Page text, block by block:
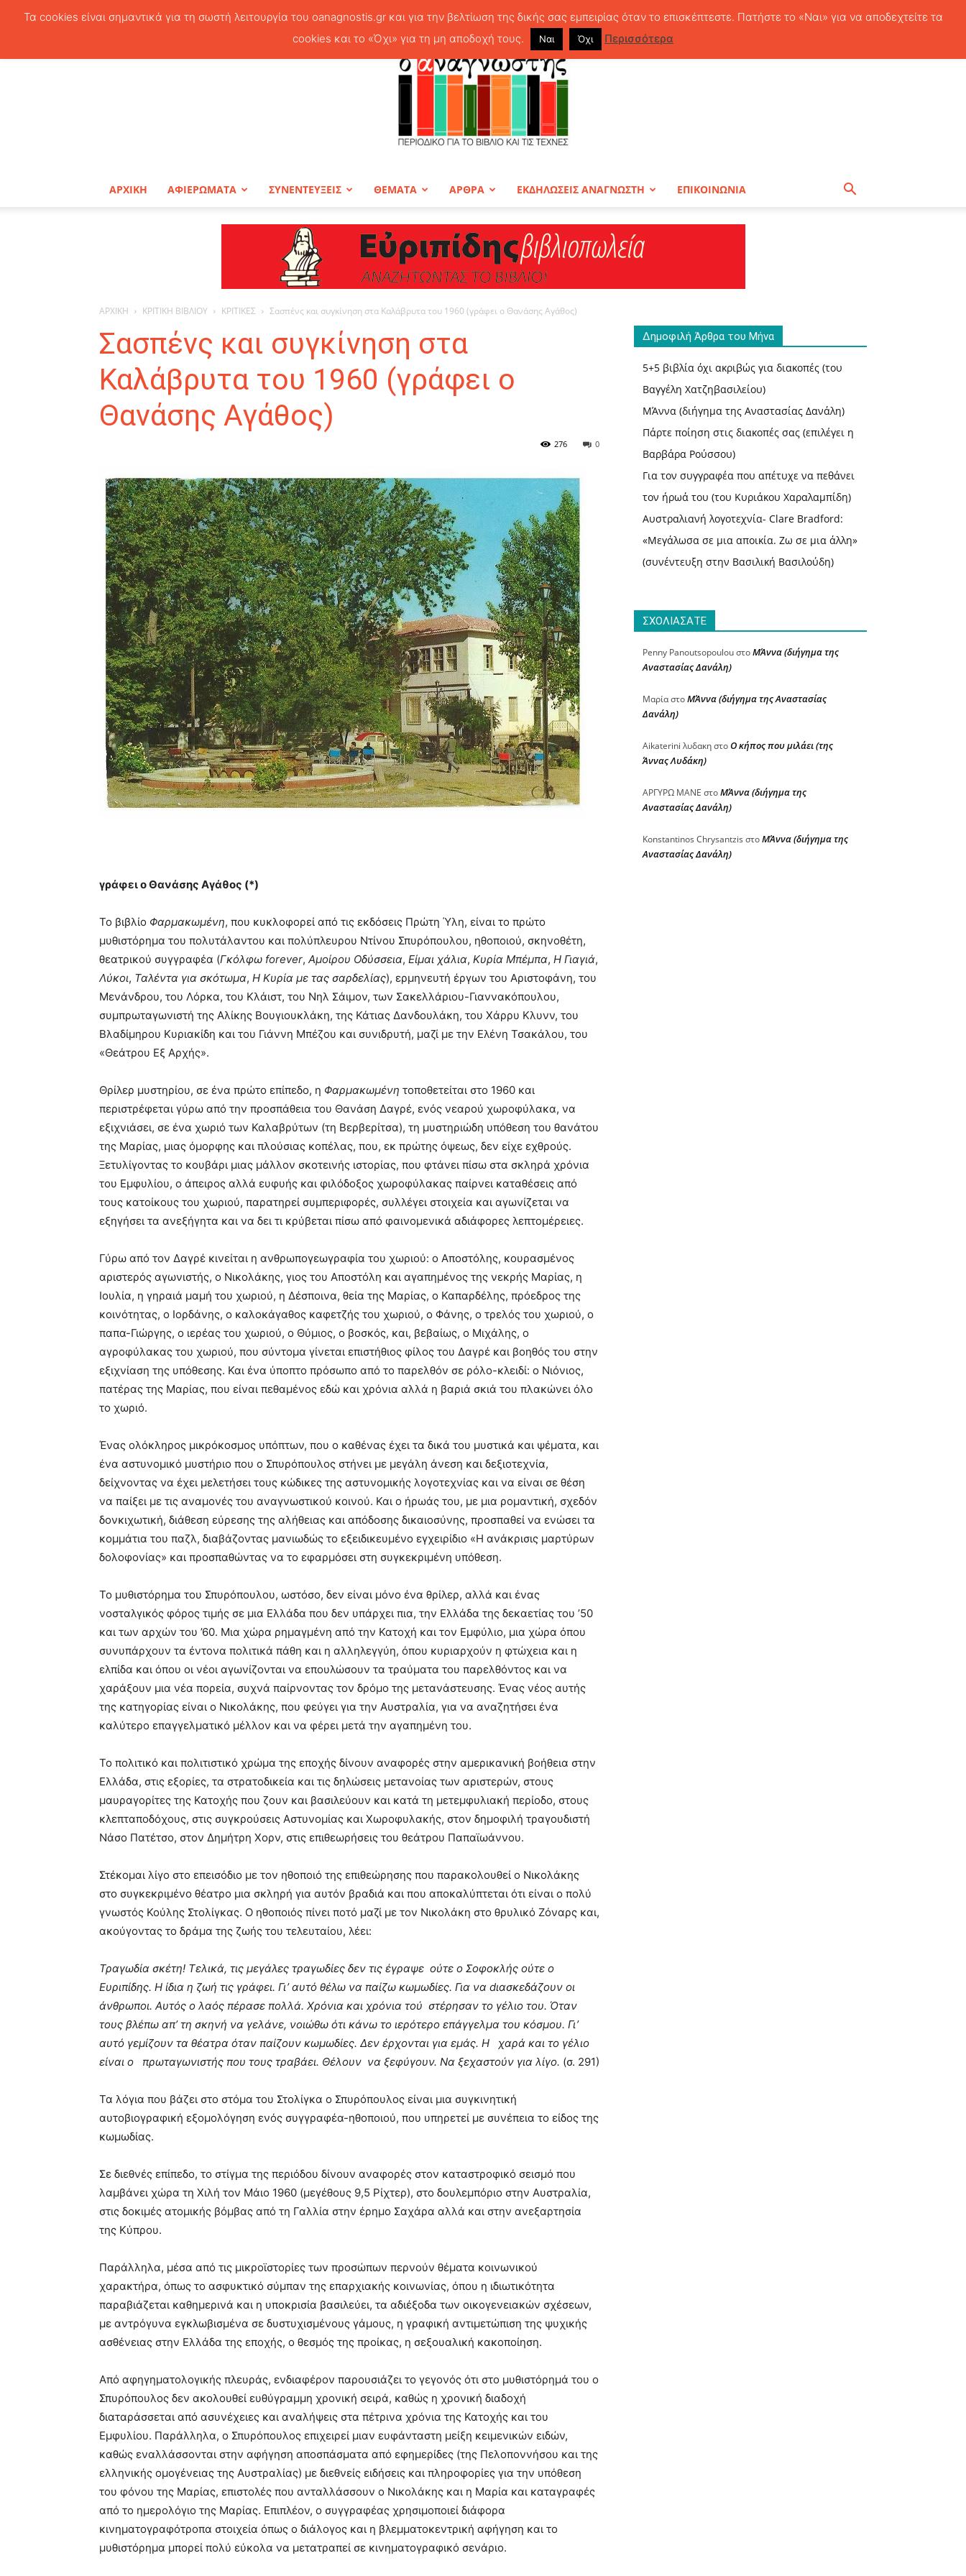
Ο
ΤΟ
ΚΑΙ
ΤΕΧΝΕΣ
ΑΡΧΙΚΗ ΑΦΙΕΡΩΜΑΤΑ ΣΥΝΕΝΤΕΥΞΕΙΣ ΘΕΜΑΤΑ ΑΡΘΡΑ ΕΚΔΗΛΩΣΕΙΣ ΑΝΑΓΝΩΣΤΗ ΕΠΙΚΟΙΝΩΝΙΑ
ΑΡΧΙΚΗ ΚΡΙΤΙΚΗ ΒΙΒΛΙΟΥ ΚΡΙΤΙΚΕΣ Σασπένς και συγκίνηση στα Καλάβρυτα του 1960 (γράφει ο Θανάσης Αγάθος)
Σασπένς και συγκίνηση στα
Καλάβρυτα του 1960 (γράφει ο
Θανάσης Αγάθος)
0
276
γράφει ο Θανάσης Αγάθος (*)
Το βιβλίο Φαρμακωμένη, που κυκλοφορεί από τις εκδόσεις Πρώτη Ύλη, είναι το πρώτο
μυθιστόρημα του πολυτάλαντου και πολύπλευρου Ντίνου Σπυρόπουλου, ηθοποιού, σκηνοθέτη,
θεατρικού συγγραφέα (Γκόλφω forever, Αμοίρου Οδύσσεια, Είμαι χάλια, Κυρία Μπέμπα, Η Γιαγιά,
Λύκοι, Ταλέντα για σκότωμα, Η Κυρία με τας σαρδελίας), ερμηνευτή έργων του Αριστοφάνη, του
Μενάνδρου, του Λόρκα, του Κλάιστ, του Νηλ Σάιμον, των Σακελλάριου-Γιαννακόπουλου,
συμπρωταγωνιστή της Αλίκης Βουγιουκλάκη, της Κάτιας Δανδουλάκη, του Χάρρυ Κλυνν, του
Βλαδίμηρου Κυριακίδη και του Γιάννη Μπέζου και συνιδρυτή, μαζί με την Ελένη Τσακάλου, του
«Θεάτρου Εξ Αρχής».
Θρίλερ μυστηρίου, σε ένα πρώτο επίπεδο, η Φαρμακωμένη τοποθετείται στο 1960 και
περιστρέφεται γύρω από την προσπάθεια του Θανάση Δαγρέ, ενός νεαρού χωροφύλακα, να
εξιχνιάσει, σε ένα χωριό των Καλαβρύτων (τη Βερβερίτσα), τη μυστηριώδη υπόθεση του θανάτου
της Μαρίας, μιας όμορφης και πλούσιας κοπέλας, που, εκ πρώτης όψεως, δεν είχε εχθρούς.
Ξετυλίγοντας το κουβάρι μιας μάλλον σκοτεινής ιστορίας, που φτάνει πίσω στα σκληρά χρόνια
του Εμφυλίου, ο άπειρος αλλά ευφυής και φιλόδοξος χωροφύλακας παίρνει καταθέσεις από
τους κατοίκους του χωριού, παρατηρεί συμπεριφορές, συλλέγει στοιχεία και αγωνίζεται να
εξηγήσει τα ανεξήγητα και να δει τι κρύβεται πίσω από φαινομενικά αδιάφορες λεπτομέρειες.
Γύρω από τον Δαγρέ κινείται η ανθρωπογεωγραφία του χωριού: ο Αποστόλης, κουρασμένος
αριστερός αγωνιστής, ο Νικολάκης, γιος του Αποστόλη και αγαπημένος της νεκρής Μαρίας, η
Ιουλία, η γηραιά μαμή του χωριού, η Δέσποινα, θεία της Μαρίας, ο Καπαρδέλης, πρόεδρος της
κοινότητας, ο Ιορδάνης, ο καλοκάγαθος καφετζής του χωριού, ο Φάνης, ο τρελός του χωριού, ο
παπα-Γιώργης, ο ιερέας του χωριού, ο Θύμιος, ο βοσκός, και, βεβαίως, ο Μιχάλης, ο
αγροφύλακας του χωριού, που σύντομα γίνεται επιστήθιος φίλος του Δαγρέ και βοηθός του στην
εξιχνίαση της υπόθεσης. Και ένα ύποπτο πρόσωπο από το παρελθόν σε ρόλο-κλειδί: ο Νιόνιος,
πατέρας της Μαρίας, που είναι πεθαμένος εδώ και χρόνια αλλά η βαριά σκιά του πλακώνει όλο
το χωριό.
Ένας ολόκληρος μικρόκοσμος υπόπτων, που ο καθένας έχει τα δικά του μυστικά και ψέματα, και
ένα αστυνομικό μυστήριο που ο Σπυρόπουλος στήνει με μεγάλη άνεση και δεξιοτεχνία,
δείχνοντας να έχει μελετήσει τους κώδικες της αστυνομικής λογοτεχνίας και να είναι σε θέση
να παίξει με τις αναμονές του αναγνωστικού κοινού. Και ο ήρωάς του, με μια ρομαντική, σχεδόν
δονκιχωτική, διάθεση εύρεσης της αλήθειας και απόδοσης δικαιοσύνης, προσπαθεί να ενώσει τα
κομμάτια του παζλ, διαβάζοντας μανιωδώς το εξειδικευμένο εγχειρίδιο «Η ανάκρισις μαρτύρων
δολοφονίας» και προσπαθώντας να το εφαρμόσει στη συγκεκριμένη υπόθεση.
Το μυθιστόρημα του Σπυρόπουλου, ωστόσο, δεν είναι μόνο ένα θρίλερ, αλλά και ένας
νοσταλγικός φόρος τιμής σε μια Ελλάδα που δεν υπάρχει πια, την Ελλάδα της δεκαετίας του ’50
και των αρχών του ’60. Μια χώρα ρημαγμένη από την Κατοχή και τον Εμφύλιο, μια χώρα όπου
συνυπάρχουν τα έντονα πολιτικά πάθη και η αλληλεγγύη, όπου κυριαρχούν η φτώχεια και η
ελπίδα και όπου οι νέοι αγωνίζονται να επουλώσουν τα τραύματα του παρελθόντος και να
χαράξουν μια νέα πορεία, συχνά παίρνοντας τον δρόμο της μετανάστευσης. Ένας νέος αυτής
της κατηγορίας είναι ο Νικολάκης, που φεύγει για την Αυστραλία, για να αναζητήσει ένα
καλύτερο επαγγελματικό μέλλον και να φέρει μετά την αγαπημένη του.
Το πολιτικό και πολιτιστικό χρώμα της εποχής δίνουν αναφορές στην αμερικανική βοήθεια στην
Ελλάδα, στις εξορίες, τα στρατοδικεία και τις δηλώσεις μετανοίας των αριστερών, στους
μαυραγορίτες της Κατοχής που ζουν και βασιλεύουν και κατά τη μετεμφυλιακή περίοδο, στους
κλεπταποδόχους, στις συγκρούσεις Αστυνομίας και Χωροφυλακής, στον δημοφιλή τραγουδιστή
Νάσο Πατέτσο, στον Δημήτρη Χορν, στις επιθεωρήσεις του θεάτρου Παπαϊωάννου.
Στέκομαι λίγο στο επεισόδιο με τον ηθοποιό της επιθεώρησης που παρακολουθεί ο Νικολάκης
στο συγκεκριμένο θέατρο μια σκληρή για αυτόν βραδιά και που αποκαλύπτεται ότι είναι ο πολύ
γνωστός Κούλης Στολίγκας. Ο ηθοποιός πίνει ποτό μαζί με τον Νικολάκη στο θρυλικό Ζόναρς και,
ακούγοντας το δράμα της ζωής του τελευταίου, λέει:
Τραγωδία σκέτη! Τελικά, τις μεγάλες τραγωδίες δεν τις έγραψε ούτε ο Σοφοκλής ούτε ο
Ευριπίδης. Η ίδια η ζωή τις γράφει. Γι’ αυτό θέλω να παίζω κωμωδίες. Για να dιασκεδάζουν οι
άνθρωποι. Αυτός ο λαός πέρασε πολλά. Χρόνια και χρόνια τού στέρησαν το γέλιο του. Όταν
τους βλέπω απ’ τη σκηνή να γελάνε, νοιώθω ότι κάνω το ιερότερο επάγγελμα του κόσμου. Γι’
αυτό γεμίζουν τα θέατρα όταν παίζουν κωμωδίες. Δεν έρχονται για εμάς. Η χαρά και το γέλιο
είναι ο πρωταγωνιστής που τους τραβάει. Θέλουν να ξεφύγουν. Να ξεχαστούν για λίγο. (σ. 291)
Τα λόγια που βάζει στο στόμα του Στολίγκα ο Σπυρόπουλος είναι μια συγκινητική
αυτοβιογραφική εξομολόγηση ενός συγγραφέα-ηθοποιού, που υπηρετεί με συνέπεια το είδος της
κωμωδίας.
Σε διεθνές επίπεδο, το στίγμα της περιόδου δίνουν αναφορές στον καταστροφικό σεισμό που
λαμβάνει χώρα τη Χιλή τον Μάιο 1960 (μεγέθους 9,5 Ρίχτερ), στο δουλεμπόριο στην Αυστραλία,
στις δοκιμές ατομικής βόμβας από τη Γαλλία στην έρημο Σαχάρα αλλά και στην ανεξαρτησία
της Κύπρου.
Παράλληλα, μέσα από τις μικροϊστορίες των προσώπων περνούν θέματα κοινωνικού
χαρακτήρα, όπως το ασφυκτικό σύμπαν της επαρχιακής κοινωνίας, όπου η ιδιωτικότητα
παραβιάζεται καθημερινά και η υποκρισία βασιλεύει, τα αδιέξοδα των οικογενειακών σχέσεων,
με αντρόγυνα εγκλωβισμένα σε δυστυχισμένους γάμους, η γραφική αντιμετώπιση της ψυχικής
ασθένειας στην Ελλάδα της εποχής, ο θεσμός της προίκας, η σεξουαλική κακοποίηση.
Από αφηγηματολογικής πλευράς, ενδιαφέρον παρουσιάζει το γεγονός ότι στο μυθιστόρημά του ο
Σπυρόπουλος δεν ακολουθεί ευθύγραμμη χρονική σειρά, καθώς η χρονική διαδοχή
διαταράσσεται από ασυνέχειες και αναλήψεις στα πέτρινα χρόνια της Κατοχής και του
Εμφυλίου. Παράλληλα, ο Σπυρόπουλος επιχειρεί μιαν ευφάνταστη μείξη κειμενικών ειδών,
καθώς εναλλάσσονται στην αφήγηση αποσπάσματα από εφημερίδες (της Πελοποννήσου και της
ελληνικής ομογένειας της Αυστραλίας) με διεθνείς ειδήσεις και πληροφορίες για την υπόθεση
του φόνου της Μαρίας, επιστολές που ανταλλάσσουν ο Νικολάκης και η Μαρία και καταγραφές
από το ημερολόγιο της Μαρίας. Επιπλέον, ο συγγραφέας χρησιμοποιεί διάφορα
κινηματογραφότροπα στοιχεία όπως ο διάλογος και η βλεμματοκεντρική αφήγηση και το
μυθιστόρημα μπορεί πολύ εύκολα να μετατραπεί σε κινηματογραφικό σενάριο.
Δημοφιλή Άρθρα του Μήνα
5+5 βιβλία όχι ακριβώς για διακοπές (του
Βαγγέλη Χατζηβασιλείου)
ΜΆννα (διήγημα της Αναστασίας Δανάλη)
Πάρτε ποίηση στις διακοπές σας (επιλέγει η
Βαρβάρα Ρούσσου)
Για τον συγγραφέα που απέτυχε να πεθάνει
τον ήρωά του (του Κυριάκου Χαραλαμπίδη)
Αυστραλιανή λογοτεχνία- Clare Bradford:
«Μεγάλωσα σε μια αποικία. Ζω σε μια άλλη»
(συνέντευξη στην Βασιλική Βασιλούδη)
ΣΧΟΛΙΑΣΑΤΕ
Penny PanoutsopoulouστοΜΆννα (διήγημα της
Αναστασίας Δανάλη)
ΜαρίαστοΜΆννα (διήγημα της Αναστασίας
Δανάλη)
Aikaterini λυδακηστοΟ κήπος που μιλάει (της
Άννας Λυδάκη)
ΑΡΓΥΡΩ ΜΑΝΕ στοΜΆννα (διήγημα της
Αναστασίας Δανάλη)
Konstantinos Chrysantzis στοΜΆννα (διήγημα της
Αναστασίας Δανάλη)
Τα cookies είναι σημαντικά για τη σωστή λειτουργία του oanagnostis.gr και για την βελτίωση της δικής σας εμπειρίας όταν το επισκέπτεστε. Πατήστε το «Ναι» για να αποδεχτείτε τα
cookies και το «Όχι» για τη μη αποδοχή τους.
Ναι Όχι Περισσότερα